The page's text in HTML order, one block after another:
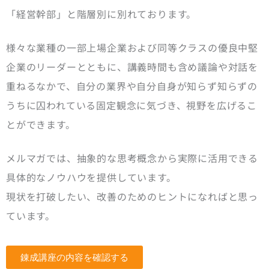
「経営幹部」と階層別に別れております。
様々な業種の一部上場企業および同等クラスの優良中堅
企業のリーダーとともに、講義時間も含め議論や対話を
重ねるなかで、自分の業界や自分自身が知らず知らずの
うちに囚われている固定観念に気づき、視野を広げるこ
とができます。
メルマガでは、抽象的な思考概念から実際に活用できる
具体的なノウハウを提供しています。
現状を打破したい、改善のためのヒントになればと思っ
ています。
錬成講座の内容を確認する